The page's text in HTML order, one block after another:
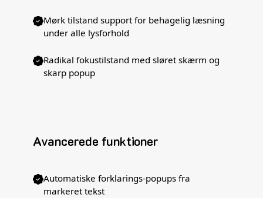
Mørk tilstand support for behagelig læsning
under alle lysforhold
Radikal fokustilstand med sløret skærm og
skarp popup
Avancerede funktioner
Automatiske forklarings-popups fra
markeret tekst